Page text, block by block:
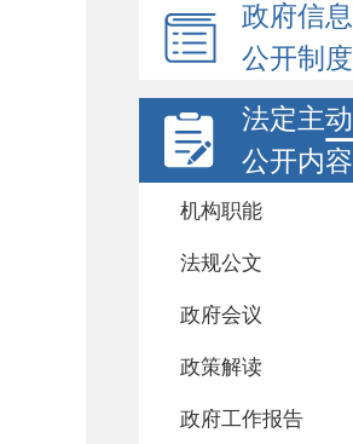
政府信息
公开制度
法定主动
公开内容
机构职能
法规公文
政府会议
政策解读
政府工作报告